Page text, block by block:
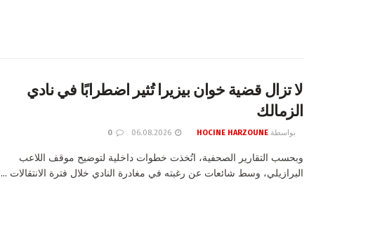
لا تزال قضية خوان بيزيرا تُثير اضطرابًا في نادي
الزمالك
بواسطة HOCINE HARZOUNE
وبحسب التقارير الصحفية، اتُخذت خطوات داخلية لتوضيح موقف اللاعب
البرازيلي، وسط شائعات عن رغبته في مغادرة النادي خلال فترة الانتقالات ...